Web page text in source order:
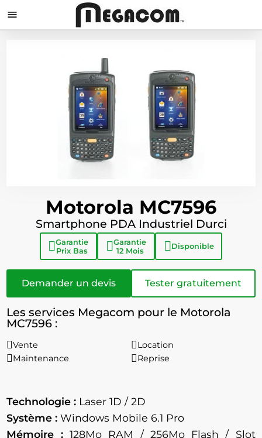

Motorola MC7596
Smartphone PDA Industriel Durci
Garantie
Prix Bas
Garantie
12 Mois
Disponible
Demander un devis Tester gratuitement
Les services Megacom pour le Motorola
MC7596 :
Vente
Location
Maintenance
Reprise
Technologie : Laser 1D / 2D
Système : Windows Mobile 6.1 Pro
Mémoire :128Mo RAM / 256Mo Flash / Slot